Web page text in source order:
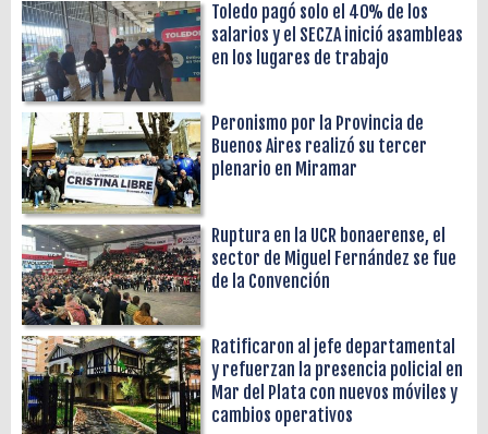
Toledo pagó solo el 40% de los
salarios y el SECZA inició asambleas
en los lugares de trabajo
Peronismo por la Provincia de
Buenos Aires realizó su tercer
plenario en Miramar
Ruptura en la UCR bonaerense, el
sector de Miguel Fernández se fue
de la Convención
Ratificaron al jefe departamental
y refuerzan la presencia policial en
Mar del Plata con nuevos móviles y
cambios operativos